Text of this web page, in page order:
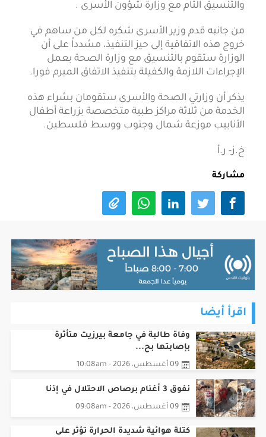
والتنسيق التام مع وزارة شؤون الأسرى .
من جانبه قدم وزير الأسرى شكره لكل من ساهم في
خروج هذه الاتفاقية إلى حيز التنفيذ، مشدداً على أن
الوزارة ستقوم بالتنسيق مع وزارة الصحة بعمل
الإجراءات اللازمة والكفيلة بتنفيذ الاتفاق المبرم فورا.
يذكر أن وزارتي الصحة والأسرى ستقومان بشراء هذه
الخدمة من ثلاثة مراكز طبية متخصصة بزراعة أطفال
الأنابيب موزعة شمال وجنوب ووسط فلسطين.
خ.ز- ر.أ
مشاركة
اقرأ أيضا
وفاة طالبة في جامعة بيرزيت متأثرة
بإصابتها بح...
09 أغسطس، 2026 - 10:08am
نفوق 3 أغنام برصاص الاحتلال في إذنا
09 أغسطس، 2026 - 09:08am
كتلة هوائية شديدة الحرارة تؤثر على